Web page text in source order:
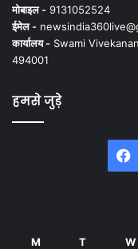
मोबाइल - 9131052524
ईमेल -
कार्यालय - Swami
494001
हमसे जुड़े
M T W